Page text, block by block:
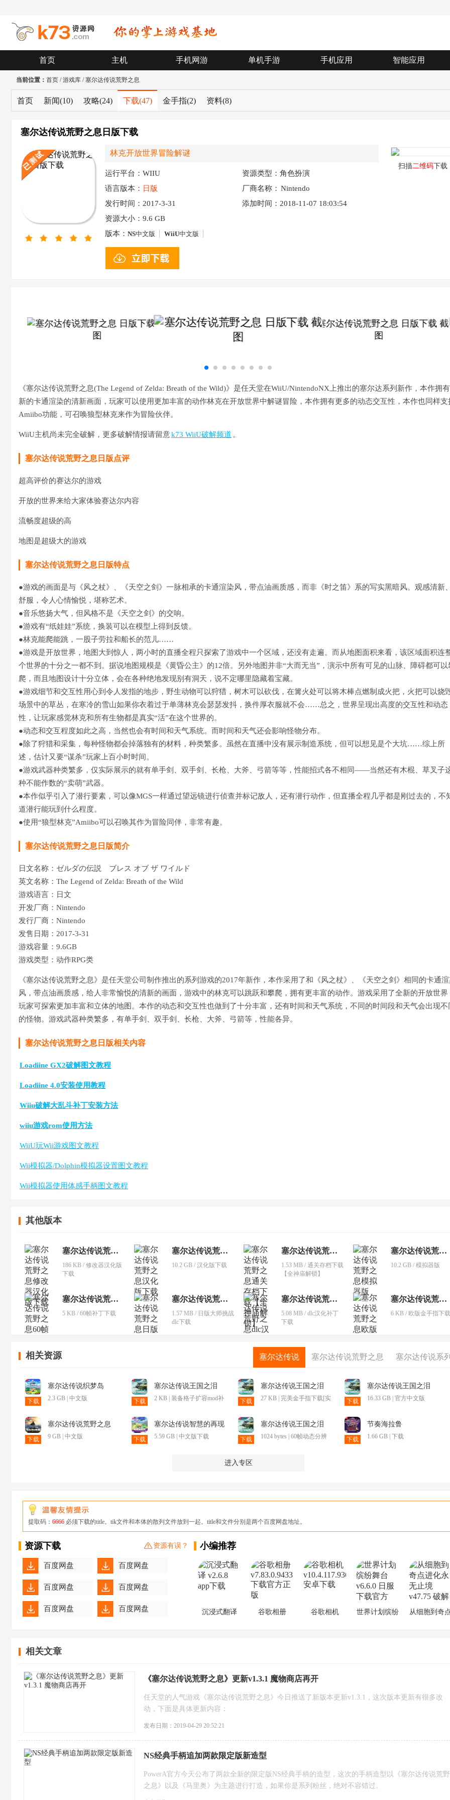
首页 主机 手机网游 单机手游 手机应用 智能应用
当前位置： 首页 /游戏库 /塞尔达传说荒野之息
首页 新闻(10) 攻略(24) 下载(47) 金手指(2) 资料(8)
塞尔达传说荒野之息日版下载
林克开放世界冒险解谜
运行平台：WIIU
资源类型：角色扮演
语言版本： 日版 厂商名称： Nintendo
发行时间：2017-3-31
添加时间：2018-11-07 18:03:54
资源大小： 9.6 GB
版本： NS中文版 WiiU中文版
扫描二维码下载
《塞尔达传说荒野之息(The Legend of Zelda: Breath of the Wild)》是任天堂在WiiU/NintendoNX上推出的塞尔达系列新作，本作拥
新的卡通渲染的清新画面，玩家可以使用更加丰富的动作林克在开放世界中解谜冒险，本作拥有更多的动态交互性，本作也同样支
Amiibo功能，可召唤狼型林克来作为冒险伙伴。
WiiU主机尚未完全破解，更多破解情报请留意k73 WiiU破解频道 。
塞尔达传说荒野之息日版点评
超高评价的赛达尔的游戏
开放的世界来给大家体验赛达尔内容
流畅度超级的高
地图是超级大的游戏
塞尔达传说荒野之息日版特点
●游戏的画面是与《风之杖》、《天空之剑》一脉相承的卡通渲染风，带点油画质感，而非《时之笛》系的写实黑暗风。观感清新
舒服，令人心情愉悦，堪称艺术。
●音乐悠扬大气，但风格不是《天空之剑》的交响。
●游戏有“纸娃娃”系统，换装可以在模型上得到反馈。
●林克能爬能跳，一股子劳拉和船长的范儿……
●游戏是开放世界，地图大到惊人，两小时的直播全程只探索了游戏中一个区域，还没有走遍。而从地图面积来看，该区域面积连
个世界的十分之一都不到。据说地图规模是《黄昏公主》的12倍。另外地图并非“大而无当”，演示中所有可见的山脉、障碍都可以
爬，而且地图设计十分立体，会在各种绝地发现别有洞天，说不定哪里隐藏着宝藏。
●游戏细节和交互性用心到令人发指的地步，野生动物可以狩猎，树木可以砍伐，在篝火处可以将木棒点燃制成火把，火把可以烧
场景中的草丛，在寒冷的雪山如果你衣着过于单薄林克会瑟瑟发抖，换件厚衣服就不会……总之，世界呈现出高度的交互性和动态
性，让玩家感觉林克和所有生物都是真实“活”在这个世界的。
●动态和交互程度如此之高，当然也会有时间和天气系统。而时间和天气还会影响怪物分布。
●除了狩猎和采集，每种怪物都会掉落独有的材料，种类繁多。虽然在直播中没有展示制造系统，但可以想见是个大坑……综上所
述，估计又要“谋杀”玩家上百小时时间。
●游戏武器种类繁多，仅实际展示的就有单手剑、双手剑、长枪、大斧、弓箭等等，性能招式各不相同——当然还有木棍、草叉子
种不能作数的“卖萌”武器。
●本作似乎引入了潜行要素，可以像MGS一样通过望远镜进行侦查并标记敌人，还有潜行动作，但直播全程几乎都是刚过去的，不
道潜行能玩到什么程度。
●使用“狼型林克”Amiibo可以召唤其作为冒险同伴，非常有趣。
塞尔达传说荒野之息日版简介
日文名称：ゼルダの伝説 ブレス オブ ザ ワイルド
英文名称：The Legend of Zelda: Breath of the Wild
游戏语言：日文
开发厂商：Nintendo
发行厂商：Nintendo
发售日期：2017-3-31
游戏容量：9.6GB
游戏类型：动作RPG类
《塞尔达传说荒野之息》是任天堂公司制作推出的系列游戏的2017年新作，本作采用了和《风之杖》、《天空之剑》相同的卡通
风，带点油画质感，给人非常愉悦的清新的画面，游戏中的林克可以跳跃和攀爬，拥有更丰富的动作。游戏采用了全新的开放世界
玩家可探索更加丰富和立体的地图。本作的动态和交互性也做到了十分丰富，还有时间和天气系统，不同的时间段和天气会出现不
的怪物。游戏武器种类繁多，有单手剑、双手剑、长枪、大斧、弓箭等，性能各异。
塞尔达传说荒野之息日版相关内容
Loadiine GX2破解图文教程
Loadiine 4.0安装使用教程
Wiiu破解大乱斗补丁安装方法
wiiu游戏rom使用方法
WiiU玩Wii游戏图文教程
Wii模拟器/Dolphin模拟器设置图文教程
Wii模拟器使用体感手柄图文教程
其他版本
塞尔达传说荒野之息
186 KB / 修改器汉化版
下载
塞尔达传说荒野之息
10.2 GB / 汉化版下载
塞尔达传说荒野之息
1.53 MB / 通关存档下载
【全神庙解锁】
塞尔达传说荒野之息
10.2 GB / 模拟器版
塞尔达传说荒野之息
5 KB / 60帧补丁下载
塞尔达传说荒野之息
1.57 MB / 日版大师挑战
dlc下载
塞尔达传说荒野之息
5.08 MB / dlc汉化补丁
下载
塞尔达传说荒野之息
6 KB / 欧版金手指下载
相关资源 塞尔达传说 塞尔达传说荒野之息 塞尔达传说系
下载
塞尔达传说织梦岛
switch
2.3 GB | 中文版 下载
塞尔达传说王国之泪
2 KB | 装备格子扩容mod补
下载
塞尔达传说王国之泪
27 KB | 完美金手指下载[实
下载
塞尔达传说王国之泪
16.33 GB | 官方中文版
下载
塞尔达传说荒野之息
switch
9 GB | 中文版 下载
塞尔达传说智慧的再现
5.59 GB | 中文版下载 下载
塞尔达传说王国之泪
1024 bytes | 60帧动态分辨
下载
节奏海拉鲁
1.66 GB | 下载
进入专区
提取码： 6666 必须下载的title。tik文件和本体的散列文件放到一起。title和文件分别是两个百度网盘地址。
资源下载 资源有误？
百度网盘 百度网盘
百度网盘 百度网盘
百度网盘 百度网盘
百度网盘
百度网盘 百度网盘
百度网盘
小编推荐
沉浸式翻译 谷歌相册 谷歌相机
世界计划缤纷
从细胞到奇
相关文章
《塞尔达传说荒野之息》更新v1.3.1 魔物商店再开
任天堂的人气游戏《塞尔达传说荒野之息》今日推送了新版本更新v1.3.1，这次版本更新有很多改
动，下面是具体更新内容：
发布日期：2019-04-29 20:52:21
NS经典手柄追加两款限定版新造型
PowerA官方今天公布了两款全新的限定版NS经典手柄的造型，这次的手柄造型以《塞尔达传说荒野
之息》以及《马里奥》为主题进行打造，如果你是系列粉丝，绝对不容错过。